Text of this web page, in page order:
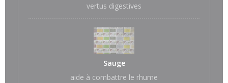
vertus digestives
Sauge
aide à combattre le rhume